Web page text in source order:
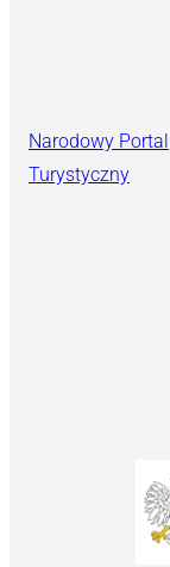
Narodowy Portal
Turystyczny